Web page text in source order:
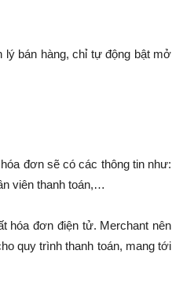
bán hàng, chỉ tự động bật mở
đơn sẽ có các thông tin như:
viên thanh toán,…
hóa đơn điện tử. Merchant nên
quy trình thanh toán, mang tới